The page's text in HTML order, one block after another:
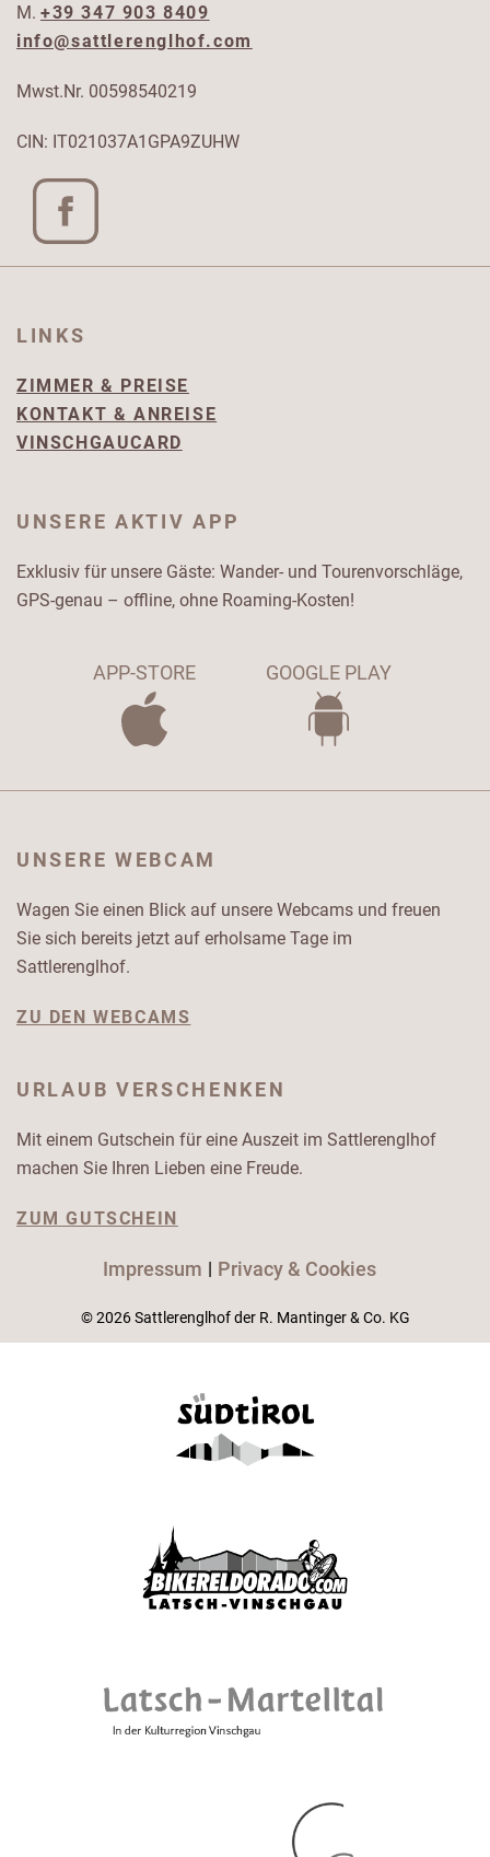
M. +39 347 903 8409
info@sattlerenglhof.com
Mwst.Nr. 00598540219
CIN: IT021037A1GPA9ZUHW
LINKS
ZIMMER & PREISE
KONTAKT & ANREISE
VINSCHGAUCARD
UNSERE AKTIV APP
Exklusiv für unsere Gäste: Wander- und Tourenvorschläge,
GPS-genau – offline, ohne Roaming-Kosten!
APP-STORE GOOGLE PLAY
UNSERE WEBCAM
Wagen Sie einen Blick auf unsere Webcams und freuen
Sie sich bereits jetzt auf erholsame Tage im
Sattlerenglhof.
ZU DEN WEBCAMS
URLAUB VERSCHENKEN
Mit einem Gutschein für eine Auszeit im Sattlerenglhof
machen Sie Ihren Lieben eine Freude.
ZUM GUTSCHEIN
Impressum Privacy & Cookies
© 2026 Sattlerenglhof der R. Mantinger & Co. KG